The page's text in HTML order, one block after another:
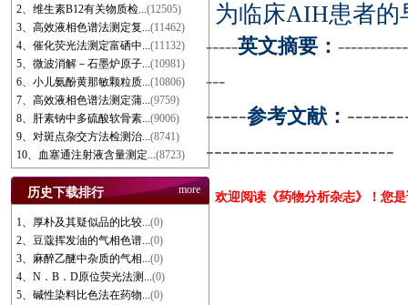
2、维生素B12有关物质检...(12505)
3、高效液相色谱法测定复...(11462)
4、催化荧光法测定富硒中...(11132)
5、微波消解－石墨炉原子...(10981)
6、小儿氨酚黄那敏颗粒质...(10806)
7、高效液相色谱法测定蒲...(9759)
8、肝素钠中多硫酸软骨素...(9006)
9、对斑点杂交方法检测治...(8741)
10、血塞通注射液含量测定...(8723)
历史下载排行 more
1、厚朴及其疑似品的比较...(0)
2、豆蔻挥发油的气相色谱...(0)
3、麻醉乙醚中杂质的气相...(0)
4、N．B．D原位荧光法测...(0)
5、碱性染料比色法在药物...(0)
为临床AIH患者的
-----英文摘要：
---
-----参考文献：
-----------------------
欢迎阅读《药物分析杂志》！您